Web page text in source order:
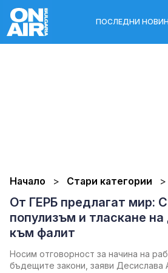
ПОСЛЕДНИ
Начало Стари категории
От ГЕРБ предлагат мир:
популизъм и тласкане
към фалит
Носим отговорност за начина на
бъдещите закони, заяви Десислава